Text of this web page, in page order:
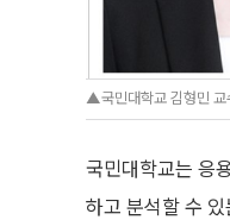
▲국민대학교 김형민 교
국민대학교는 응
하고 분석할 수